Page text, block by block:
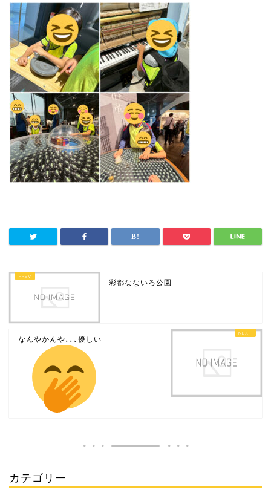
彩都なないろ公園
なんやかんや､､､優しい
カテゴリー